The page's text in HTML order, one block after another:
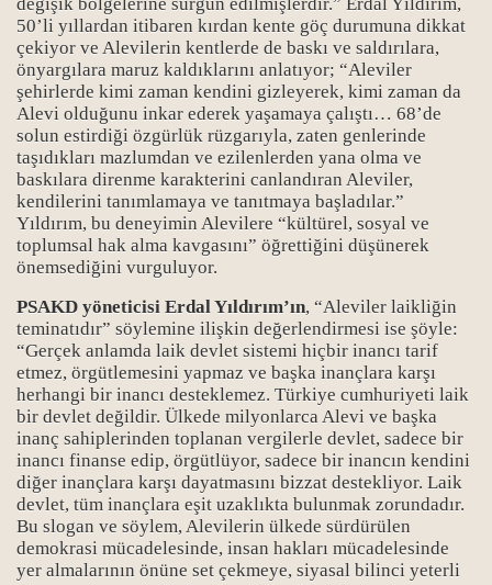
50’li yıllardan itibaren kırdan kente göç durumuna dikkat
çekiyor ve Alevilerin kentlerde de baskı ve saldırılara,
önyargılara maruz kaldıklarını anlatıyor; “Aleviler
şehirlerde kimi zaman kendini gizleyerek, kimi zaman da
Alevi olduğunu inkar ederek yaşamaya çalıştı… 68’de
solun estirdiği özgürlük rüzgarıyla, zaten genlerinde
taşıdıkları mazlumdan ve ezilenlerden yana olma ve
baskılara direnme karakterini canlandıran Aleviler,
kendilerini tanımlamaya ve tanıtmaya başladılar.”
Yıldırım, bu deneyimin Alevilere “kültürel, sosyal ve
toplumsal hak alma kavgasını” öğrettiğini düşünerek
önemsediğini vurguluyor.
PSAKD yöneticisi Erdal Yıldırım’ın, “Aleviler laikliğin
teminatıdır” söylemine ilişkin değerlendirmesi ise şöyle:
“Gerçek anlamda laik devlet sistemi hiçbir inancı tarif
etmez, örgütlemesini yapmaz ve başka inançlara karşı
herhangi bir inancı desteklemez. Türkiye cumhuriyeti laik
bir devlet değildir. Ülkede milyonlarca Alevi ve başka
inanç sahiplerinden toplanan vergilerle devlet, sadece bir
inancı finanse edip, örgütlüyor, sadece bir inancın kendini
diğer inançlara karşı dayatmasını bizzat destekliyor. Laik
devlet, tüm inançlara eşit uzaklıkta bulunmak zorundadır.
Bu slogan ve söylem, Alevilerin ülkede sürdürülen
demokrasi mücadelesinde, insan hakları mücadelesinde
yer almalarının önüne set çekmeye, siyasal bilinci yeterli